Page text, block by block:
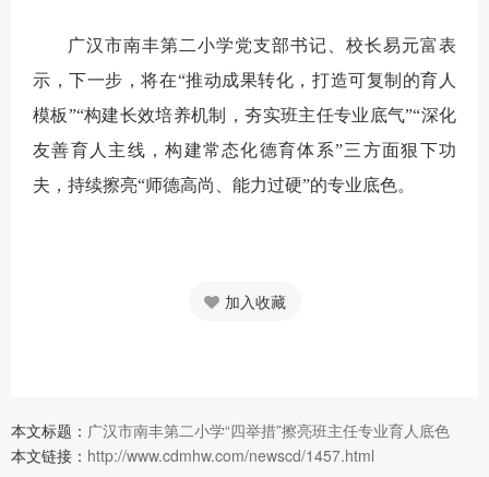
广汉市南丰第二小学党支部书记、校长易元富表
示，下一步，将在“推动成果转化，打造可复制的育人
模板”“构建长效培养机制，夯实班主任专业底气”“深化
友善育人主线，构建常态化德育体系”三方面狠下功
夫，持续擦亮“师德高尚、能力过硬”的专业底色。
加入收藏
本文标题： 广汉市南丰第二小学“四举措”擦亮班主任专业育人底色
本文链接： http://www.cdmhw.com/newscd/1457.html